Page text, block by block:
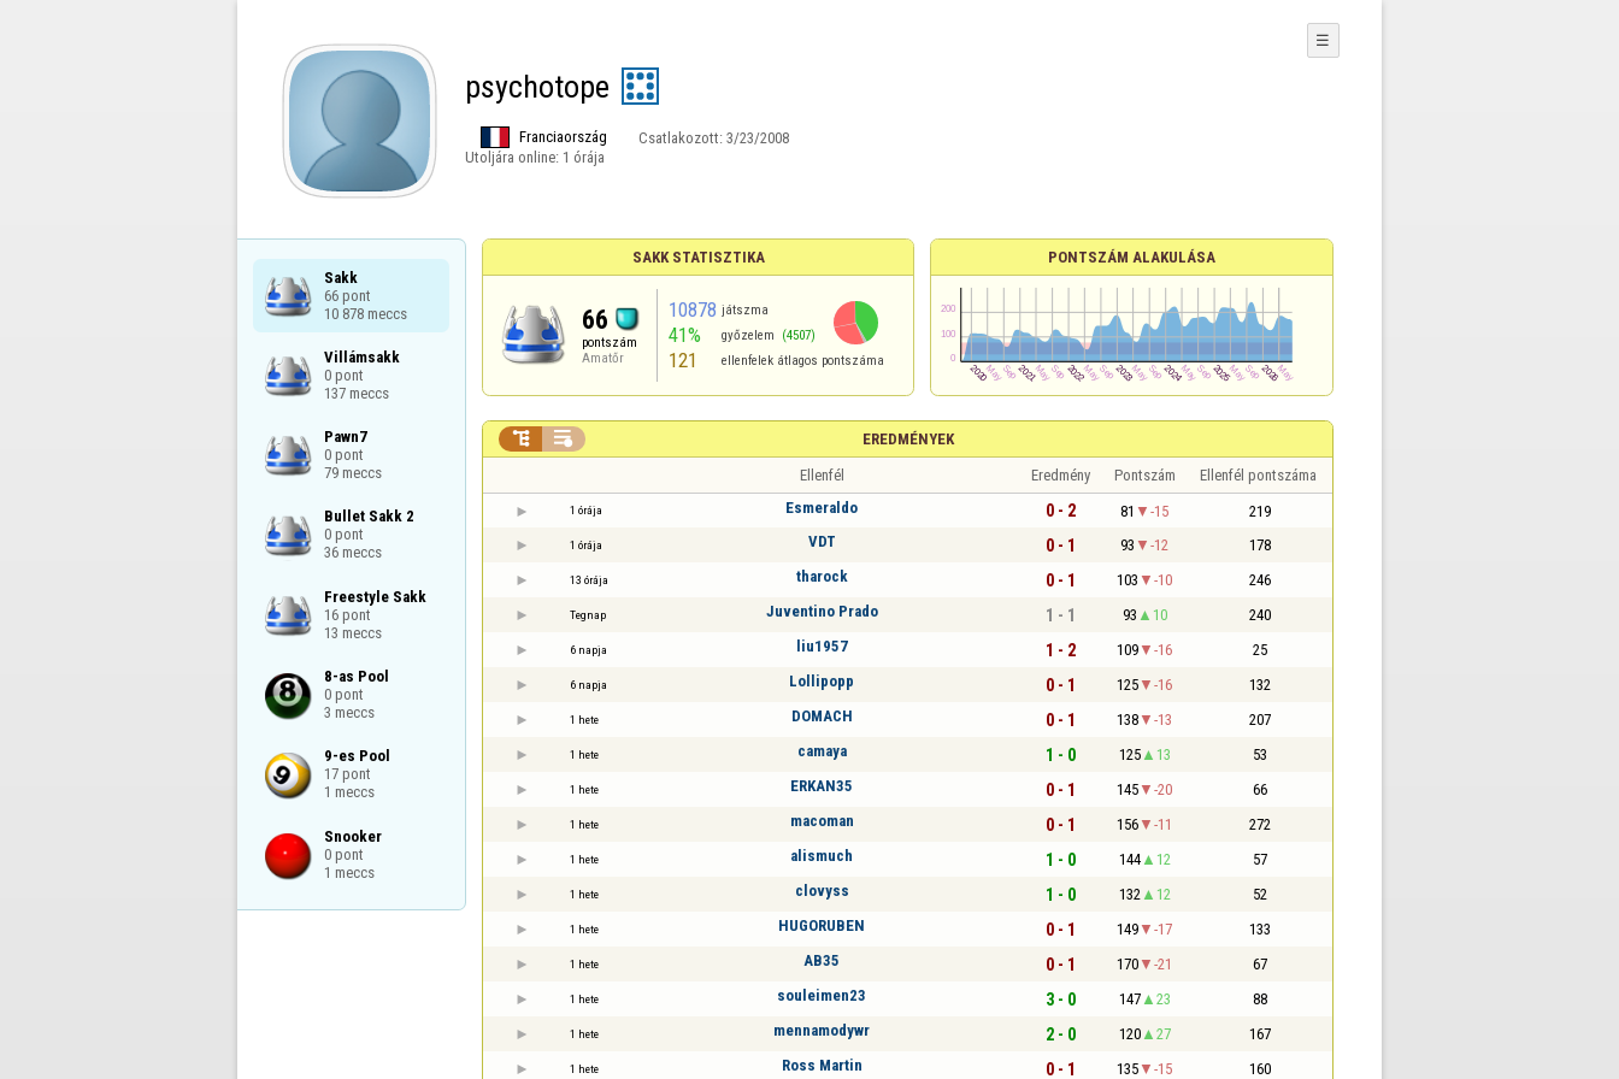
psychotope
Franciaország Csatlakozott: 3/23/2008
Utoljára online: 1 órája
☰
Sakk
66 pont
10 878 meccs
Villámsakk
0 pont
137 meccs
Pawn7
0 pont
79 meccs
Bullet Sakk 2
0 pont
36 meccs
Freestyle Sakk
16 pont
13 meccs
8-as Pool
0 pont
3 meccs
9-es Pool
17 pont
1 meccs
Snooker
0 pont
1 meccs
SAKK STATISZTIKA
66
pontszám
Amatőr
10878 játszma
41% győzelem (4507)
121 ellenfelek átlagos pontszáma
PONTSZÁM ALAKULÁSA
EREDMÉNYEK
 
Ellenfél Eredmény Pontszám Ellenfél pontszáma
1 órája Esmeraldo 0 - 2 81 -15 219
1 órája VDT 0 - 1 93 -12 178
13 órája tharock 0 - 1 103 -10 246
Tegnap Juventino Prado 1 - 1 93 10 240
6 napja liu1957 1 - 2 109 -16 25
6 napja Lollipopp 0 - 1 125 -16 132
1 hete DOMACH 0 - 1 138 -13 207
1 hete camaya 1 - 0 125 13 53
1 hete ERKAN35 0 - 1 145 -20 66
1 hete macoman 0 - 1 156 -11 272
1 hete alismuch 1 - 0 144 12 57
1 hete clovyss 1 - 0 132 12 52
1 hete HUGORUBEN 0 - 1 149 -17 133
1 hete AB35 0 - 1 170 -21 67
1 hete souleimen23 3 - 0 147 23 88
1 hete mennamodywr 2 - 0 120 27 167
1 hete Ross Martin 0 - 1 135 -15 160